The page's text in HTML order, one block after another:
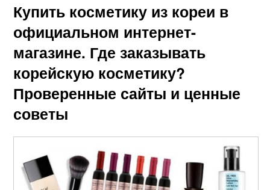
Купить косметику из кореи в
официальном интернет-
магазине. Где заказывать
корейскую косметику?
Проверенные сайты и ценные
советы